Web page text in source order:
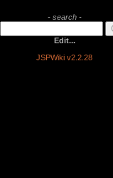
- search -
Edit...
JSPWiki v2.2.28